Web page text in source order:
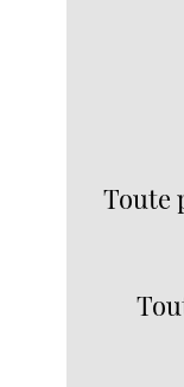
Toute